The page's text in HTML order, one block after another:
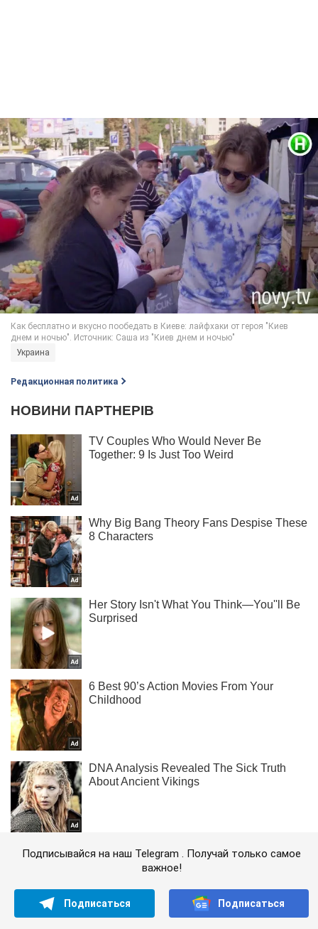
Украина
Редакционная политика
Подписывайся на наш Telegram . Получай только самое
важное!
Подписаться Подписаться